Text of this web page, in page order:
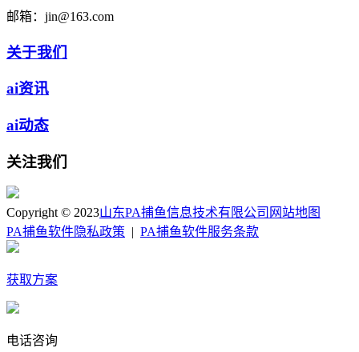
邮箱： jin@163.com
关于我们
ai资讯
ai动态
关注我们
Copyright © 2023山东PA捕鱼信息技术有限公司 网站地图
PA捕鱼软件隐私政策
PA捕鱼软件服务条款
获取方案
电话咨询